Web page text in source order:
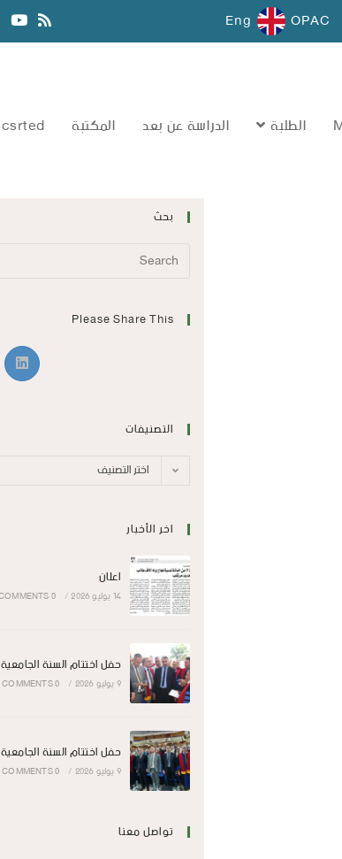
OPAC
Eng
الطلبة الدراسة عن بعد المكتبة csrted
بحث
Please Share This
التصنيفات
اختر التصنيف
اخر الأخبار
اعلان
14 يوليو 2026 /
0 COMMENTS
حفل اختتام السنة الجامعية 2026/2025
9 يوليو 2026 /
0 COMMENTS
حفل اختتام السنة الجامعية 2026/2025
9 يوليو 2026 /
0 COMMENTS
تواصل معنا